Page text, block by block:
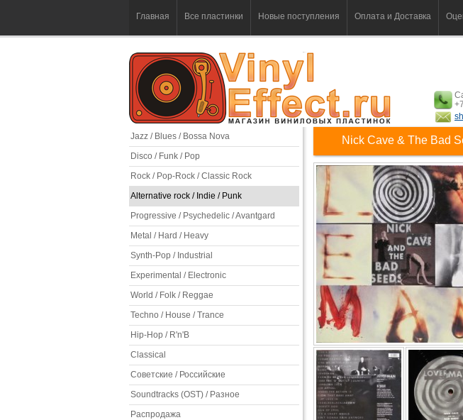
Главная Все пластинки Новые поступления Оплата и Доставка
Jazz / Blues / Bossa Nova
Disco / Funk / Pop
Rock / Pop-Rock / Classic Rock
Alternative rock / Indie / Punk
Progressive / Psychedelic / Avantgard
Metal / Hard / Heavy
Synth-Pop / Industrial
Experimental / Electronic
World / Folk / Reggae
Techno / House / Trance
Hip-Hop / R'n'B
Classical
Советские / Российские
Soundtracks (OST) / Разное
Распродажа
Nick Cave & The Bad